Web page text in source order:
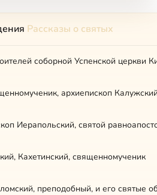
Рассказы о святых
соборной Успенской церкви
архиепископ
Иерапольский, святой
Кахетинский, священномученик
преподобный, и его святые